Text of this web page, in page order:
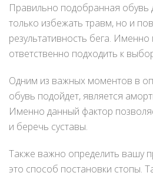
Правильно подобранная обувь
только избежать травм, но и
результативность бега.
ответственно подходить к
Одним из важных моментов в
обувь подойдет, является
Именно данный фактор
и беречь суставы.
Также важно определить вашу
это способ постановки стопы.